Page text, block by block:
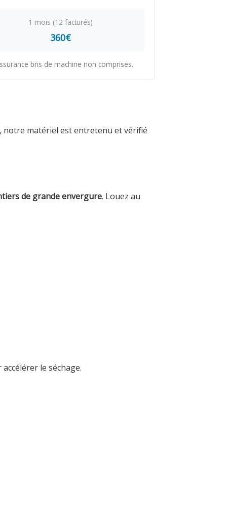
1 mois (12 facturés)
360€
bris de machine non comprises.
notre matériel est entretenu et vérifié
de grande envergure. Louez au
le séchage.